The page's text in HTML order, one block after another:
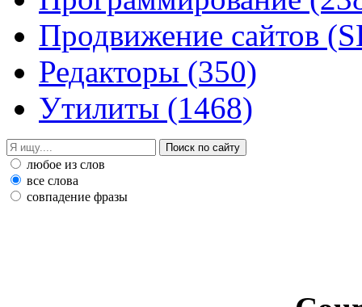
Продвижение сайтов
Редакторы (350)
Утилиты (1468)
любое из слов
все слова
совпадение фразы